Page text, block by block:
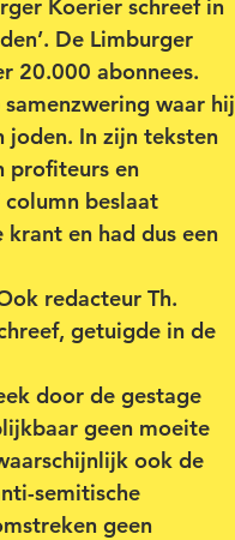
Koerier schreef in
De Limburger
20.000 abonnees.
samenzwering waar hij
joden. In zijn teksten
profiteurs en
beslaat
en had dus een
redacteur Th.
getuigde in de
door de gestage
geen moeite
ook de
semitische
geen